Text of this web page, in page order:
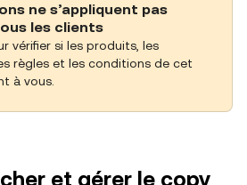
ne s’appliquent pas
les clients
vérifier si les produits, les
règles et les conditions de cet
à vous.
et gérer le copy